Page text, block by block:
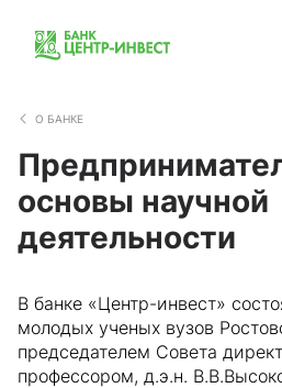
О БАНКЕ
основы научной
деятельности
В банке «Центр-инвест»
молодых ученых вузов
председателем Совета
профессором, д.э.н.